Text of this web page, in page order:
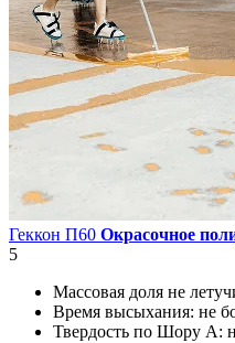
Геккон П60 Окрасочное
5
Массовая доля не
Время высыхания: не
Твердость по Шору А: